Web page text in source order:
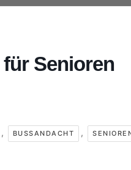
Senioren
, BUSSANDACHT ,